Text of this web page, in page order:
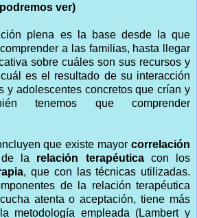
ver)
plena es la base desde la que
a las familias, hasta llegar
sobre cuáles son sus recursos y
es el resultado de su interacción
y adolescentes concretos que crían y
tenemos que comprender
que existe mayorcorrelación
de la relación terapéuticacon los
, que con las técnicas utilizadas.
de la relación terapéutica
atenta o aceptación, tiene más
metodología empleada (Lambert y